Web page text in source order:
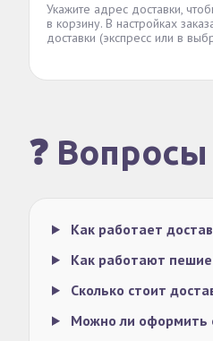
Укажите адрес доставки,
в корзину. В настройках
доставки (экспресс или в
❓
Как работает
Как работают
Сколько стоит
Можно ли оформить